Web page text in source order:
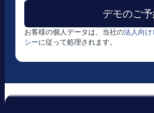
お客様の個人データは、当社の法人向け
シーに従って処理されます。